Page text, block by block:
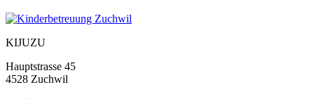
KIJUZU
Hauptstrasse 45
4528 Zuchwil